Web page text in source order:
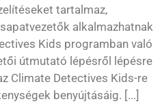
tartalmaz,
alkalmazhatnak
Kids programban való
útmutató lépésről lépésre
Climate Detectives Kids-re
benyújtásáig. [...]